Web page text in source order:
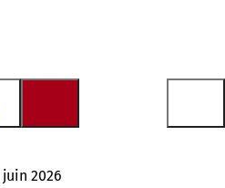
juin 2026